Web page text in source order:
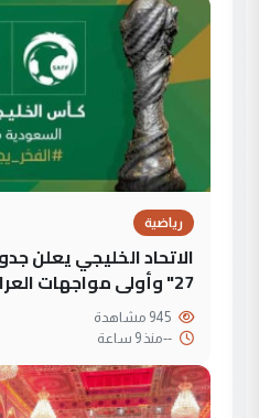
رياضية
الاتحاد الخليجي يعلن
27" وأولى مواجهات العراق
--منذ 9 ساعة